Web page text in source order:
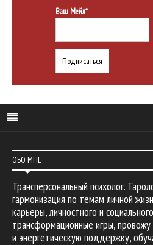
Ваш Мейл*
ОБО МНЕ
Трансперсональный психолог.
гармонизация по темам личной
карьеры, личностного и
трансформационные игры,
и энергетическую поддержку,